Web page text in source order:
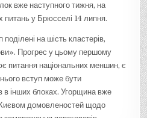
вже наступного тижня, на
питань у Брюсселі 14 липня.
на шість кластерів,
Прогрес у цьому першому
питання національних меншин, є
вступ може бути
в інших блоках. Угорщина вже
домовленостей щодо